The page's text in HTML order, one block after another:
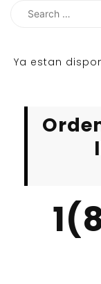
Search
Ya estan